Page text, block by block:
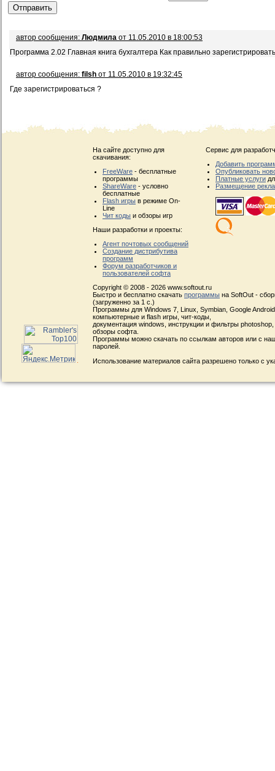
автор сообщения: Людмила от 11.05.2010 в 18:00:53
Программа 2.02 Главная книга бухгалтера Как правильно
автор сообщения: filsh от 11.05.2010 в 19:32:45
Где зарегистрироваться ?
На сайте доступно для
скачивания:
FreeWare - бесплатные
программы
ShareWare - условно
бесплатные
Flash игры в режиме On-
Line
Чит коды и обзоры игр
Наши разработки и проекты:
Агент почтовых сообщений
Создание дистрибутива
программ
Форум разработчиков и
пользователей софта
Сервис для
Добавить
Опубликовать
Платные услуги
Размещение
Copyright © 2008 - 2026 www.softout.ru
Быстро и бесплатно скачать программы на SoftOut -
(загруженно за 1 с.)
Программы для Windows 7, Linux, Symbian, Google
компьютерные и flash игры, чит-коды,
документация windows, инструкции и фильтры
обзоры софта.
Программы можно скачать по ссылкам авторов или с
паролей.
Использование материалов сайта разрешено только с